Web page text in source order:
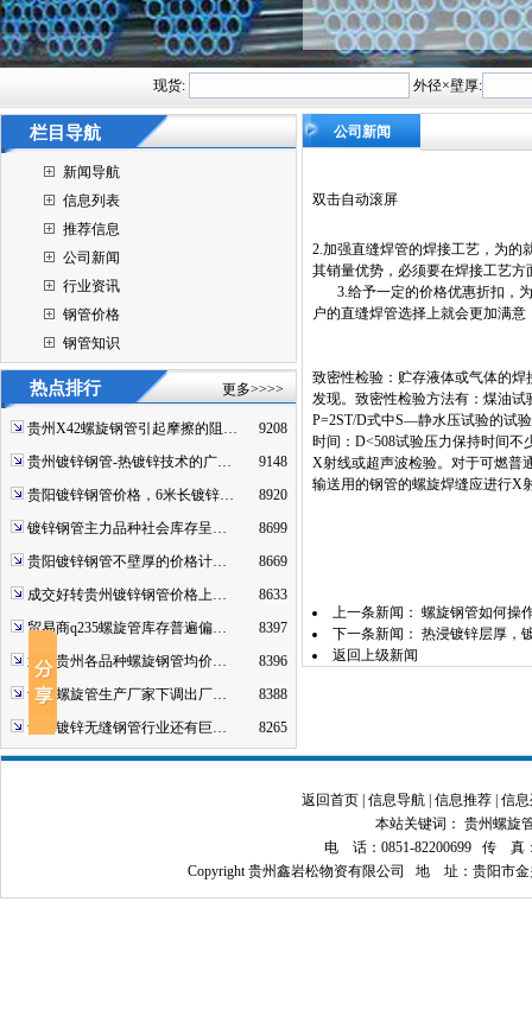
现货: 外径×壁厚:
栏目导航
新闻导航
信息列表
推荐信息
公司新闻
行业资讯
钢管价格
钢管知识
热点排行 更多>>>>
贵州X42螺旋钢管引起摩擦的阻…
9208
贵州镀锌钢管-热镀锌技术的广…
9148
贵阳镀锌钢管价格，6米长镀锌…
8920
镀锌钢管主力品种社会库存呈…
8699
贵阳镀锌钢管不壁厚的价格计…
8669
成交好转贵州镀锌钢管价格上…
8633
贸易商q235螺旋管库存普遍偏…
8397
近期贵州各品种螺旋钢管均价…
8396
贵州螺旋管生产厂家下调出厂…
8388
贵州镀锌无缝钢管行业还有巨…
8265
公司新闻
双击自动滚屏
2.加强直缝焊管的焊接工艺，为的
其销量优势，必须要在焊接工艺
3.给予一定的价格优惠折扣，为
户的直缝焊管选择上就会更加满
致密性检验：贮存液体或气体的
发现。致密性检验方法有：煤油
P=2ST/D式中S—静水压试验的试
时间：D<508试验压力保持时间
X射线或超声波检验。对于可燃普
输送用的钢管的螺旋焊缝应进行X
上一条新闻： 螺旋钢管如何操
下一条新闻： 热浸镀锌层厚，
返回上级新闻
返回首页 信息导航 信息推荐 信
本站关键词： 贵州螺旋
电 话：0851-82200699 传 真：
Copyright 贵州鑫岩松物资有限公司 地 址：贵阳市